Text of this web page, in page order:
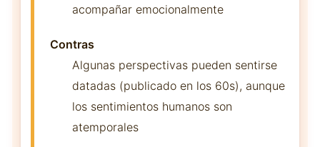
acompañar emocionalmente
Contras
Algunas perspectivas pueden sentirse
datadas (publicado en los 60s), aunque
los sentimientos humanos son
atemporales